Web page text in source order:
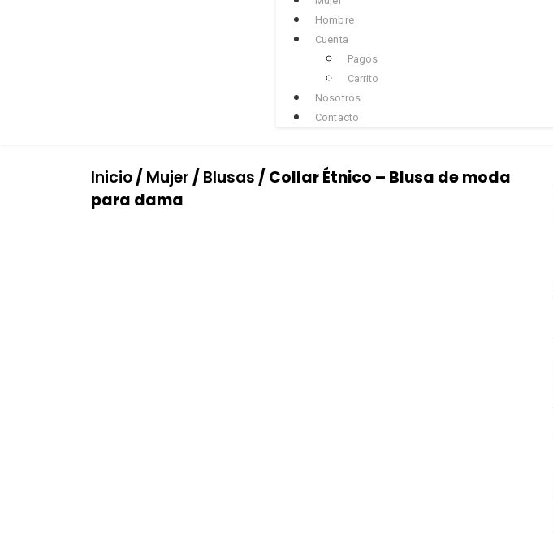
Hombre
Cuenta
Pagos
Carrito
Nosotros
Contacto
Inicio/ Mujer / Blusas / Collar Étnico – Blusa de moda
para dama